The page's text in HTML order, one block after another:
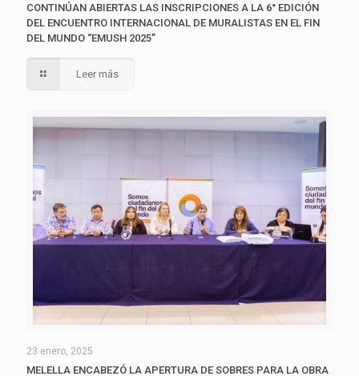
CONTINÚAN ABIERTAS LAS INSCRIPCIONES A LA 6° EDICIÓN
DEL ENCUENTRO INTERNACIONAL DE MURALISTAS EN EL FIN
DEL MUNDO “EMUSH 2025”
Leer más
23 enero, 2025
MELELLA ENCABEZÓ LA APERTURA DE SOBRES PARA LA OBRA